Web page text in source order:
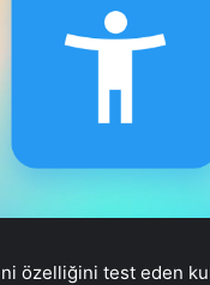
özelliğini test eden